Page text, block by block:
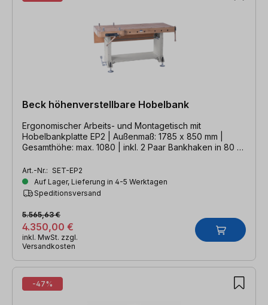
Beck höhenverstellbare Hobelbank
Ergonomischer Arbeits- und Montagetisch mit
Hobelbankplatte EP2 | Außenmaß: 1785 x 850 mm |
Gesamthöhe: max. 1080 | inkl. 2 Paar Bankhaken in 80 +
Art.-Nr.: SET-EP2
Auf Lager, Lieferung in 4-5 Werktagen
Speditionsversand
4.350,00 €
5.565,63 €
inkl. MwSt. zzgl.
Versandkosten
-47%